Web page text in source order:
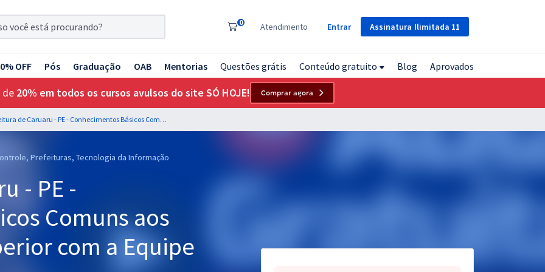
Assinatura Ilimitada 11
0 Atendimento Entrar
OFF Pós Graduação OAB Mentorias Questões grátis Conteúdo gratuito Blog Aprovados
de 20% em todos os cursos avulsos do site SÓ HOJE! Comprar agora
Prefeitura de Caruaru - PE - Conhecimentos Básicos Comuns aos Cargos de Nível Superior com a Equipe Gran
Prefeituras, Tecnologia da Informação
- PE -
Comuns aos
com a Equipe